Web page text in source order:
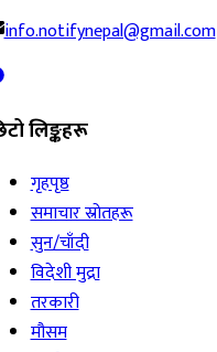
info.notifynepal@gmail.com
लिङ्कहरू
गृहपृष्ठ
समाचार स्रोतहरू
सुन/चाँदी
विदेशी मुद्रा
तरकारी
मौसम